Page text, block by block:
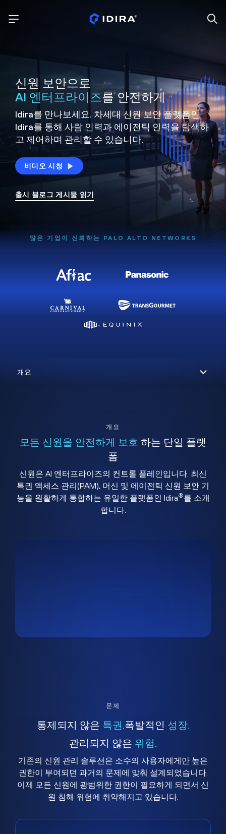
신원 보안으로
AI 엔터프라이즈를 안전하게
Idira를 만나보세요. 차세대 신원보안 플랫폼인
Idira를 통해 사람 인력과 에이전틱 인력을탐색하
고 제어하며 관리할 수 있습니다.
비디오 시청
출시 블로그 게시물 읽기
많은 기업이 신뢰하는 PALO ALTO NETWORKS
개요
모든 신원을 안전하게 보호 하는 단일 플랫
폼
신원은 AI 엔터프라이즈의 컨트롤 플레인입니다. 최신
특권 액세스 관리(PAM), 머신 및 에이전틱 신원 보안 기
능을 원활하게 통합하는 유일한 플랫폼인 Idira®를 소개
합니다.
문제
통제되지 않은 특권. 폭발적인 성장.
관리되지 않은 위험.
기존의 신원 관리 솔루션은 소수의 사용자에게만 높은
권한이 부여되던 과거의 문제에 맞춰 설계되었습니다.
이제 모든 신원에 광범위한 권한이 필요하게 되면서 신
원 침해 위험에 취약해지고 있습니다.